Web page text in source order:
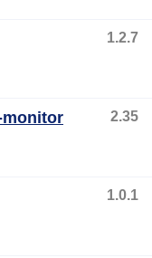
1.2.7
monitor
2.35
1.0.1